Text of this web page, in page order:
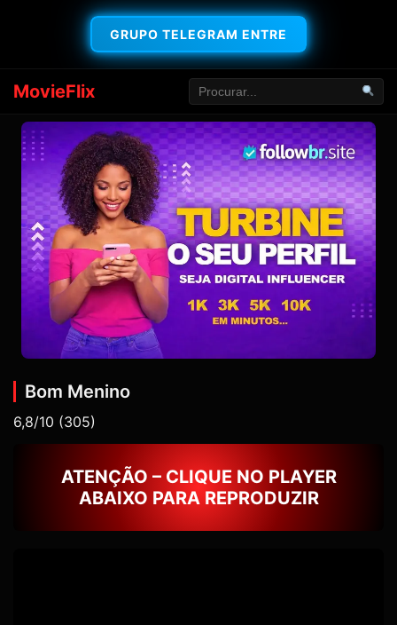
GRUPO TELEGRAM ENTRE
MovieFlix
Bom Menino
6,8/10 (305)
ATENÇÃO – CLIQUE NO PLAYER
ABAIXO PARA REPRODUZIR